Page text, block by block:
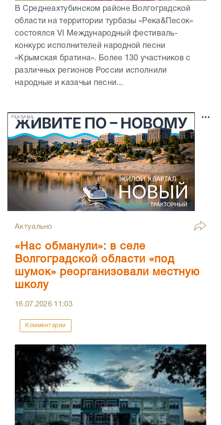
В Среднеахтубинском районе Волгоградской
области на территории турбазы «Река&Песок»
состоялся VI Международный фестиваль-
конкурс исполнителей народной песни
«Крымская братина». Более 130 участников с
различных регионов России исполнили
народные и казачьи песни...
РЕКЛАМА
Актуально
«Нас обманули»: в селе
Волгоградской области «под
шумок» реорганизовали местную
школу
16.07.2026 11:03
Комментарии